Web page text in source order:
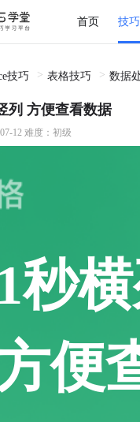
首页 技
技巧 表格技巧 数据
列 方便查看数据
12 难度：初级
1秒
便